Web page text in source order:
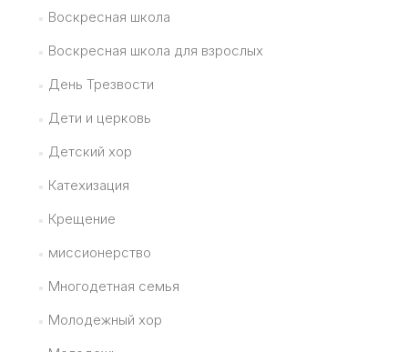
Воскресная школа
Воскресная школа для взрослых
День Трезвости
Дети и церковь
Детский хор
Катехизация
Крещение
миссионерство
Многодетная семья
Молодежный хор